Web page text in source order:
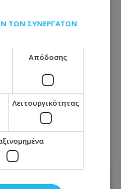
η κατάσβεση της
Πάφου – Στη
ΤΩΝ ΣΥΝΕΡΓΑΤΏΝ
Απόδοσης
Λειτουργικότητας